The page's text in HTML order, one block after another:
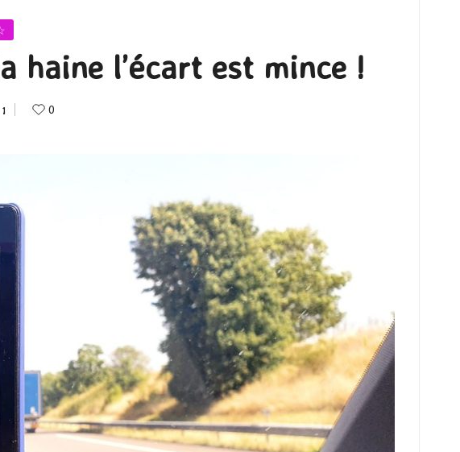
haine l’écart est mince !
1 0